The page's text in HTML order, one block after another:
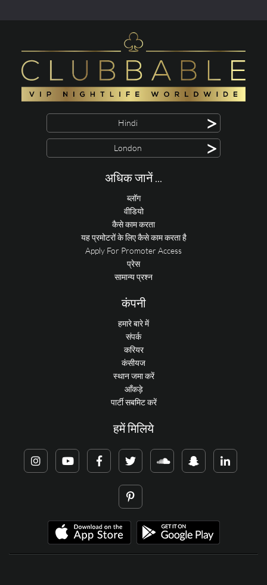
Hindi >
London >
अधिक जानें ...
ब्लॉग
वीडियो
कैसे काम करता
यह प्रमोटरों के लिए कैसे काम करता है
Apply For Promoter Access
प्रेस
सामान्य प्रश्न
कंपनी
हमारे बारे में
संपर्क
करियर
कंसीयज
स्थान जमा करें
आँकड़े
पार्टी सबमिट करें
हमें मिलिये